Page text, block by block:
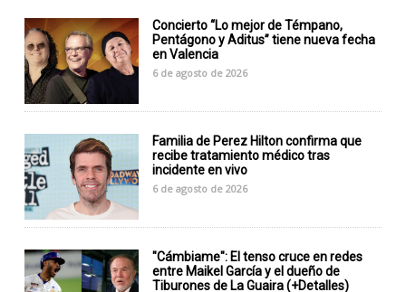
Concierto “Lo mejor de Témpano,
Pentágono y Aditus” tiene nueva fecha
en Valencia
6 de agosto de 2026
Familia de Perez Hilton confirma que
recibe tratamiento médico tras
incidente en vivo
6 de agosto de 2026
"Cámbiame": El tenso cruce en redes
entre Maikel García y el dueño de
Tiburones de La Guaira (+Detalles)